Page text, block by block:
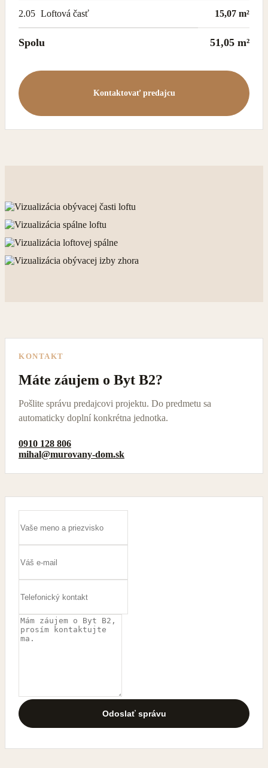
2.05 Loftová časť 15,07 m²
Spolu 51,05 m²
Kontaktovať predajcu
KONTAKT
Máte záujem o Byt B2?
Pošlite správu predajcovi projektu. Do predmetu sa
automaticky doplní konkrétna jednotka.
0910 128 806
mihal@murovany-dom.sk
Odoslať správu